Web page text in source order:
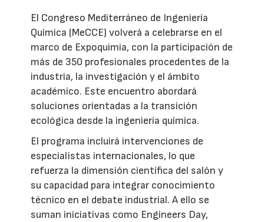
El Congreso Mediterráneo de Ingeniería
Química (MeCCE) volverá a celebrarse en el
marco de Expoquimia, con la participación de
más de 350 profesionales procedentes de la
industria, la investigación y el ámbito
académico. Este encuentro abordará
soluciones orientadas a la transición
ecológica desde la ingeniería química.
El programa incluirá intervenciones de
especialistas internacionales, lo que
refuerza la dimensión científica del salón y
su capacidad para integrar conocimiento
técnico en el debate industrial. A ello se
suman iniciativas como Engineers Day,